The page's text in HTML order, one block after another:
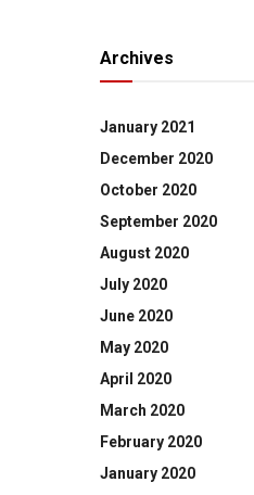
Archives
January 2021
December 2020
October 2020
September 2020
August 2020
July 2020
June 2020
May 2020
April 2020
March 2020
February 2020
January 2020